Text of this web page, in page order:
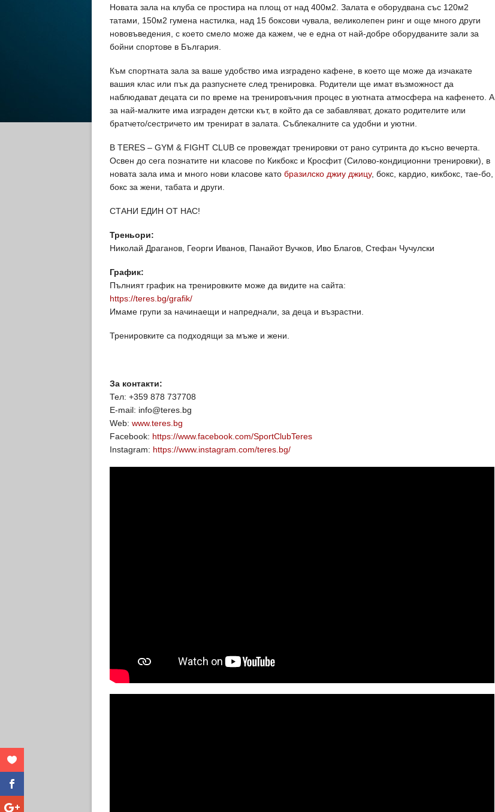
Новата зала на клуба се простира на площ от над 400м2. Залата е оборудвана със 120м2
татами, 150м2 гумена настилка, над 15 боксови чувала, великолепен ринг и още много други
нововъведения, с което смело може да кажем, че е една от най-добре оборудваните зали за
бойни спортове в България.
Към спортната зала за ваше удобство има изградено кафене, в което ще може да изчакате
вашия клас или пък да разпуснете след тренировка. Родители ще имат възможност да
наблюдават децата си по време на тренировъчния процес в уютната атмосфера на кафенето. А
за най-малките има изграден детски кът, в който да се забавляват, докато родителите или
братчето/сестричето им тренират в залата. Съблекалните са удобни и уютни.
В TERES – GYM & FIGHT CLUB се провеждат тренировки от рано сутринта до късно вечерта.
Освен до сега познатите ни класове по Кикбокс и Кросфит (Силово-кондиционни тренировки), в
новата зала има и много нови класове като бразилско джиу джицу, бокс, кардио, кикбокс, тае-бо,
бокс за жени, табата и други.
СТАНИ ЕДИН ОТ НАС!
Треньори:
Николай Драганов, Георги Иванов, Панайот Вучков, Иво Благов, Стефан Чучулски
График:
Пълният график на тренировките може да видите на сайта:
https://teres.bg/grafik/
Имаме групи за начинаещи и напреднали, за деца и възрастни.
Тренировките са подходящи за мъже и жени.
За контакти:
Тел: +359 878 737708
E-mail: info@teres.bg
Web: www.teres.bg
Facebook: https://www.facebook.com/SportClubTeres
Instagram: https://www.instagram.com/teres.bg/